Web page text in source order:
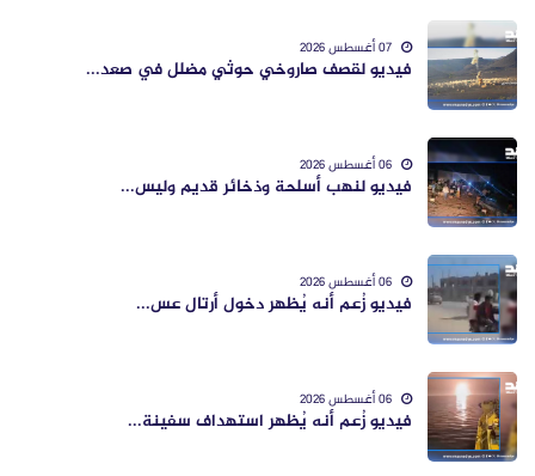
فيديو لقصف صاروخي حوثي مضلل في صعد...
فيديو لنهب أسلحة وذخائر قديم وليس...
فيديو زُعم أنه يُظهر دخول أرتال عس...
فيديو زُعم أنه يُظهر استهداف سفينة...